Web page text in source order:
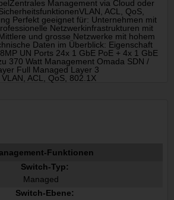
Management via Cloud oder
ACL, QoS,
Perfekt geeignet für: Unternehmen mit
Netzwerkinfrastrukturen mit
und grosse Netzwerke mit hohem
Daten im Überblick: Eigenschaft
UN Ports 24x 1 GbE PoE + 4x 1 GbE
370 Watt Management Omada SDN /
Full Managed Layer 3
ACL, QoS, 802.1X
Funktionen
Switch-Typ:
Managed
Switch-Ebene: